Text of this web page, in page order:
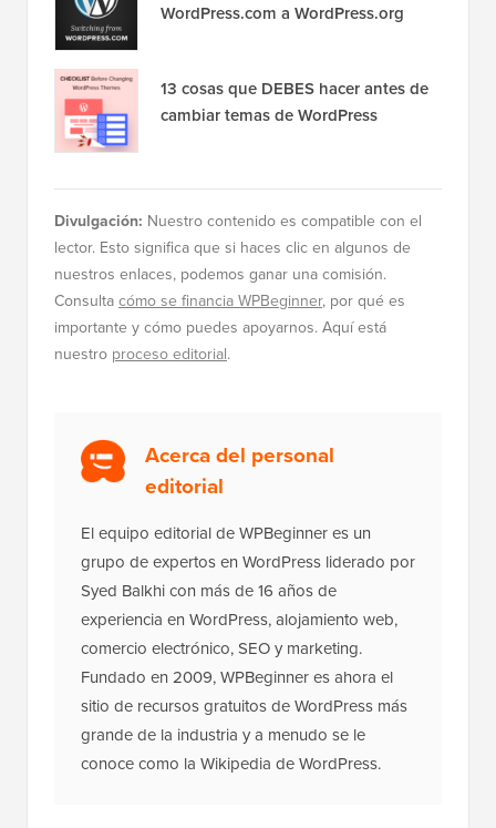
WordPress.com a WordPress.org
13 cosas que DEBES hacer antes de
cambiar temas de WordPress
Divulgación: Nuestro contenido es compatible con el
lector. Esto significa que si haces clic en algunos de
nuestros enlaces, podemos ganar una comisión.
Consultacómo se financia WPBeginner, por qué es
importante y cómo puedes apoyarnos. Aquí está
nuestro proceso editorial.
Acerca del personal
editorial
El equipo editorial de WPBeginner es un
grupo de expertos en WordPress liderado por
Syed Balkhi con más de 16 años de
experiencia en WordPress, alojamiento web,
comercio electrónico, SEO y marketing.
Fundado en 2009, WPBeginner es ahora el
sitio de recursos gratuitos de WordPress más
grande de la industria y a menudo se le
conoce como la Wikipedia de WordPress.